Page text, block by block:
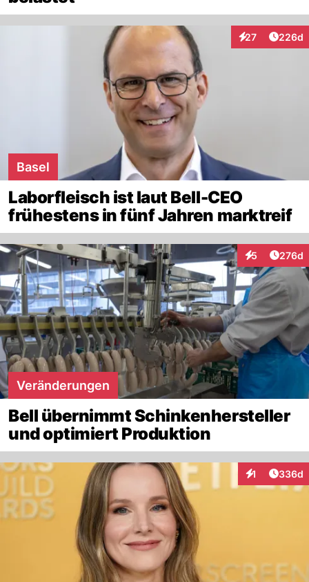
27
Interaktionen
226d
Basel
Laborfleisch ist laut Bell-CEO
frühestens in fünf Jahren marktreif
5
Interaktionen
276d
Veränderungen
Bell übernimmt Schinkenhersteller
und optimiert Produktion
1
Interaktionen
336d